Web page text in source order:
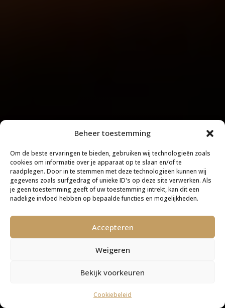
Beheer toestemming
Om de beste ervaringen te bieden, gebruiken wij technologieën zoals
cookies om informatie over je apparaat op te slaan en/of te
raadplegen. Door in te stemmen met deze technologieën kunnen wij
gegevens zoals surfgedrag of unieke ID's op deze site verwerken. Als
je geen toestemming geeft of uw toestemming intrekt, kan dit een
nadelige invloed hebben op bepaalde functies en mogelijkheden.
Accepteren
Weigeren
Bekijk voorkeuren
Cookiebeleid